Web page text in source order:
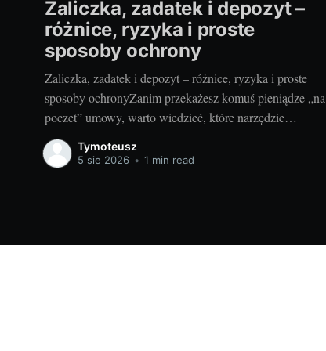
Zaliczka, zadatek i depozyt –
różnice, ryzyka i proste
sposoby ochrony
Zaliczka, zadatek i depozyt – różnice, ryzyka i proste
sposoby ochronyZanim przekażesz komuś pieniądze „na
poczet” umowy, warto wiedzieć, które narzędzie
wybierasz i jakie ma skutki. Inaczej potraktuje to
sprzedawca, inaczej sąd w razie sporu. Dobra decyzja na
Tymoteusz
5 sie 2026 • 1 min read